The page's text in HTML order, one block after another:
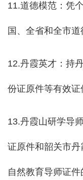
11.道德模范：凭
国、全省和全市道
12.丹霞英才：持
份证原件等有效证
13.丹霞山研学导
证原件和韶关市
自然教育导师证